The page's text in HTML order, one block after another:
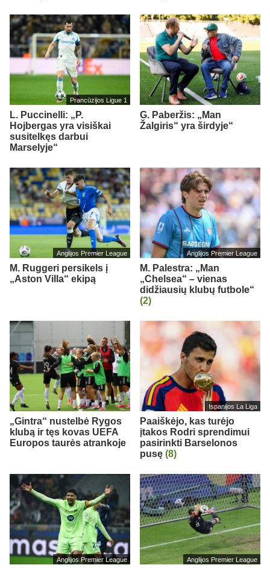
Prancūzijos Ligue 1
L. Puccinelli: „P.
Hojbergas yra visiškai
susitelkęs darbui
Marselyje“
G. Paberžis: „Man
Žalgiris“ yra širdyje“
Anglijos Premier League
M. Ruggeri persikels į
„Aston Villa“ ekipą
Anglijos Premier League
M. Palestra: „Man
„Chelsea“ – vienas
didžiausių klubų futbole“
(2)
„Gintra“ nustelbė Rygos
klubą ir tęs kovas UEFA
Europos taurės atrankoje
Ispanijos La Liga
Paaiškėjo, kas turėjo
įtakos Rodri sprendimui
pasirinkti Barselonos
pusę (8)
Anglijos Premier League Anglijos Premier League